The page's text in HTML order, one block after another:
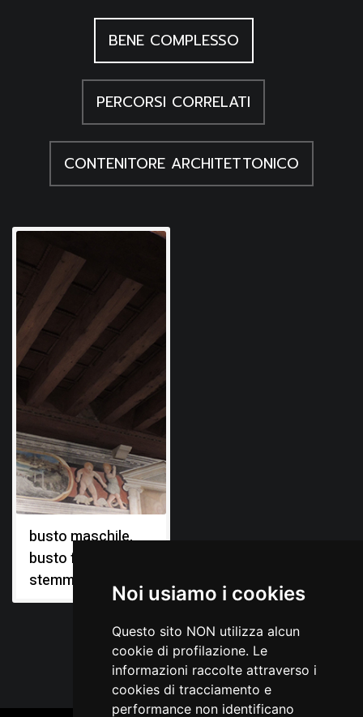
Noi usiamo i cookies
Questo sito NON utilizza alcun
cookie di profilazione. Le
informazioni raccolte attraverso i
cookies di tracciamento e
performance non identificano
BENE COMPLESSO
PERCORSI CORRELATI
CONTENITORE ARCHITETTONICO
busto maschile,
busto femminile,
stemmi gentilizi